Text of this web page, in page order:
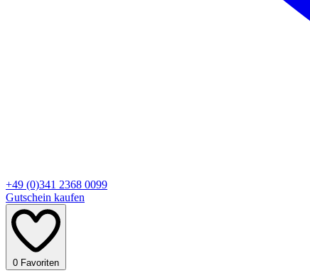
+49 (0)341 2368 0099
Gutschein kaufen
0 Favoriten